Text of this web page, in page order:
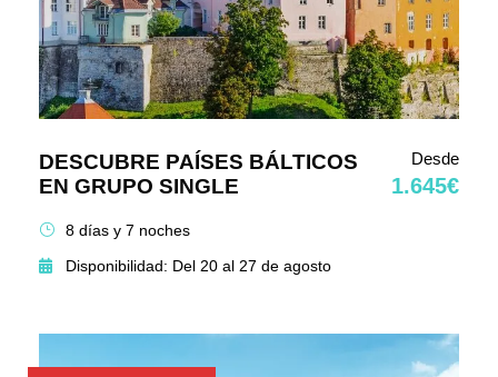
DESCUBRE PAÍSES BÁLTICOS
EN GRUPO SINGLE
Desde
1.645€
8 días y 7 noches
Disponibilidad: Del 20 al 27 de agosto